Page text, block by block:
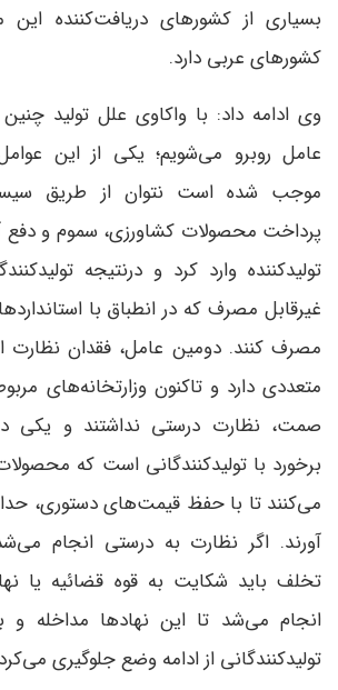
بسیاری از کشورهای دریافت‌کننده
کشورهای عربی دارد.
وی ادامه داد: با واکاوی علل تولید
عامل روبرو می‌شویم؛ یکی از این
موجب شده است نتوان از طریق
پرداخت محصولات کشاورزی، سموم و دفع
تولیدکننده وارد کرد و درنتیجه
غیرقابل مصرف که در انطباق با
مصرف کنند. دومین عامل، فقدان
متعددی دارد و تاکنون وزارتخانه‌های
صمت، نظارت درستی نداشتند و یکی
برخورد با تولیدکنندگانی است که محصولات
می‌کنند تا با حفظ قیمت‌های دستوری،
آورند. اگر نظارت به درستی انجام
تخلف باید شکایت به قوه قضائیه یا
انجام می‌شد تا این نهادها مداخله و
تولیدکنندگانی از ادامه وضع جلوگیری